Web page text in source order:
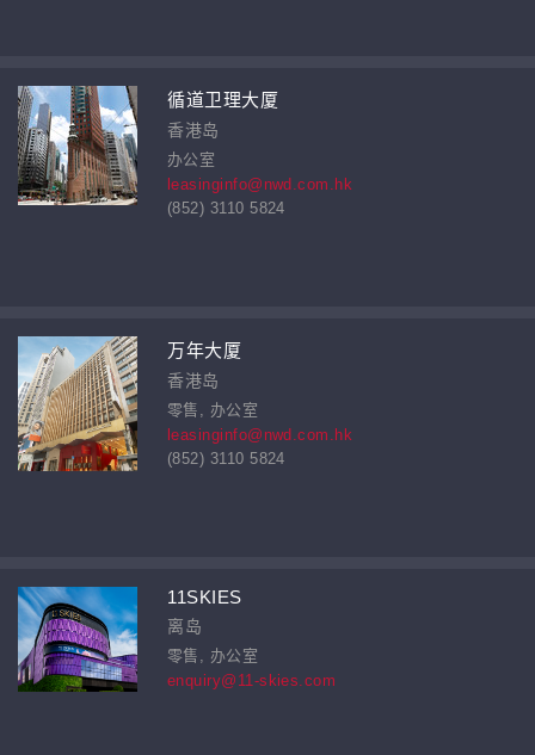
循道卫理大厦
香港岛
办公室
leasinginfo@nwd.com.hk
(852) 3110 5824
万年大厦
香港岛
零售, 办公室
leasinginfo@nwd.com.hk
(852) 3110 5824
11SKIES
离岛
零售, 办公室
enquiry@11-skies.com